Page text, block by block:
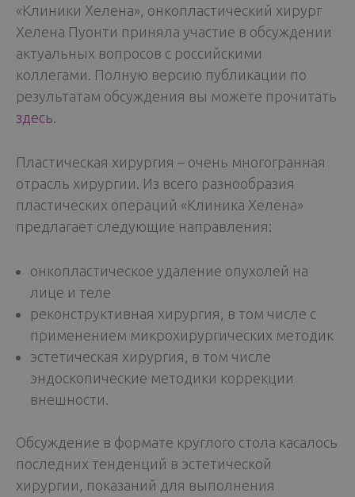
«Клиники Хелена», онкопластический хирург
Хелена Пуонти приняла участие в обсуждении
актуальных вопросов с российскими
коллегами. Полную версию публикации по
результатам обсуждения вы можете прочитать
здесь
Пластическая хирургия – очень многогранная
отрасль хирургии. Из всего разнообразия
пластических операций «Клиника Хелена»
предлагает следующие направления:
онкопластическое удаление опухолей на
лице и теле
реконструктивная хирургия, в том числе с
применением микрохирургических методик
эстетическая хирургия, в том числе
эндоскопические методики коррекции
внешности.
Обсуждение в формате круглого стола касалось
последних тенденций в эстетической
хирургии, показаний для выполнения